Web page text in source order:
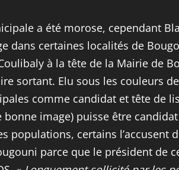
a été morose, cependant
dans certaines localités de
à la tête de la Mairie de
sortant. Elu sous les couleurs
comme candidat et tête de
image) puisse être
populations, certains
parce que le président de